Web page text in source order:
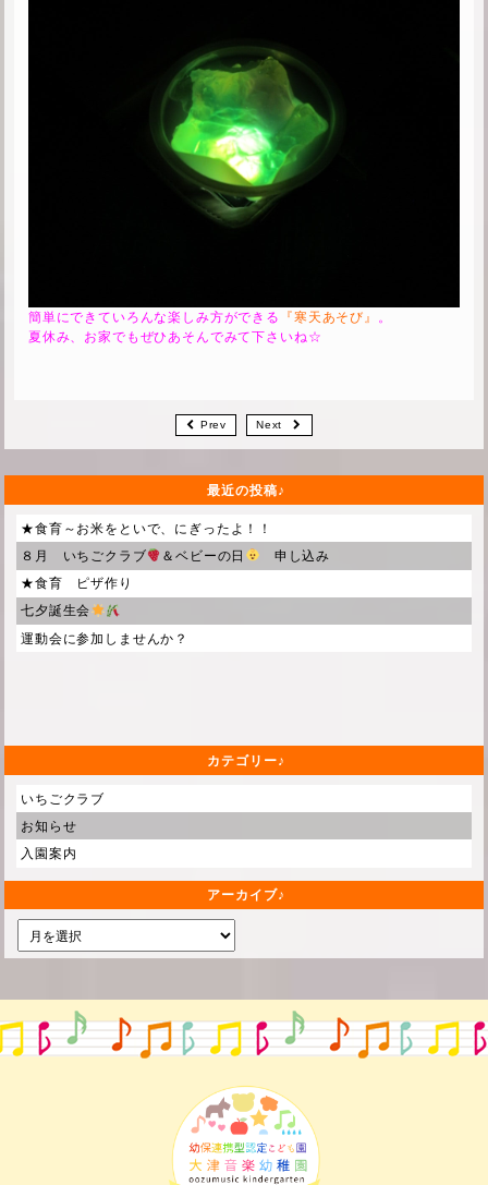
簡単にできていろんな楽しみ方ができる 『寒天あそび』 。
夏休み、お家でもぜひあそんでみて下さいね☆
Prev Next
最近の投稿
★食育～お米をといで、にぎったよ！！
８月 いちごクラブ
＆ベビーの日
申し込み
★食育 ピザ作り
七夕誕生会
運動会に参加しませんか？
カテゴリー
いちごクラブ
お知らせ
入園案内
アーカイブ